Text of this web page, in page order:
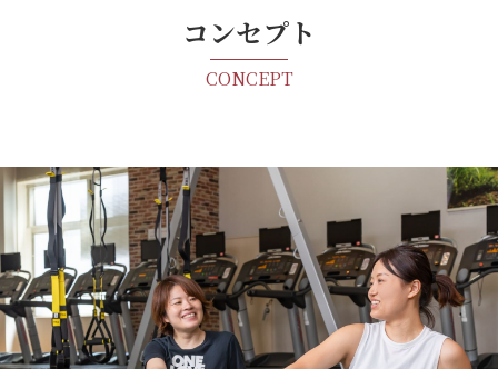
コンセプト
CONCEPT